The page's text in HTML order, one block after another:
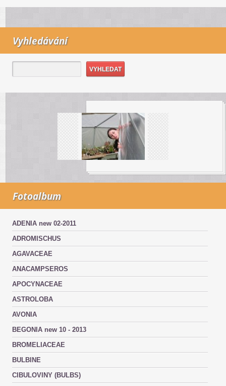
Vyhledávání
Fotoalbum
ADENIA new 02-2011
ADROMISCHUS
AGAVACEAE
ANACAMPSEROS
APOCYNACEAE
ASTROLOBA
AVONIA
BEGONIA new 10 - 2013
BROMELIACEAE
BULBINE
CIBULOVINY (BULBS)